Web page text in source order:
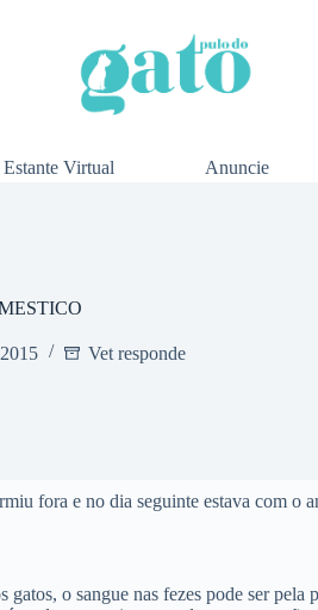
Estante Virtual Anuncie
Vet responde
fora e no dia seguinte estava com o
o sangue nas fezes pode ser